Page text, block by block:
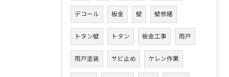
デコール 板金 壁 壁修繕
トタン壁 トタン 板金工事 雨戸
雨戸塗装 サビ止め ケレン作業